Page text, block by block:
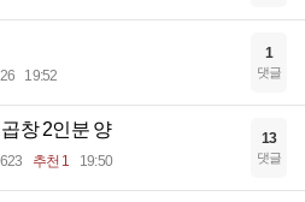
19:52
1
댓글
창 2인분 양
추천 1 19:50
13
댓글